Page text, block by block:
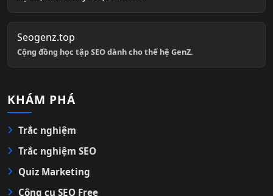
Seogenz.top
Cộng đồng học tập SEO dành cho thế hệ GenZ.
KHÁM PHÁ
Trắc nghiệm
Trắc nghiệm SEO
Quiz Marketing
Công cụ SEO Free